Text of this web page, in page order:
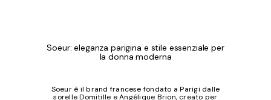
Soeur: eleganza parigina e stile essenziale per
la donna moderna
Soeur è il brand francese fondato a Parigi dalle
sorelle Domitille e Angélique Brion, creato per